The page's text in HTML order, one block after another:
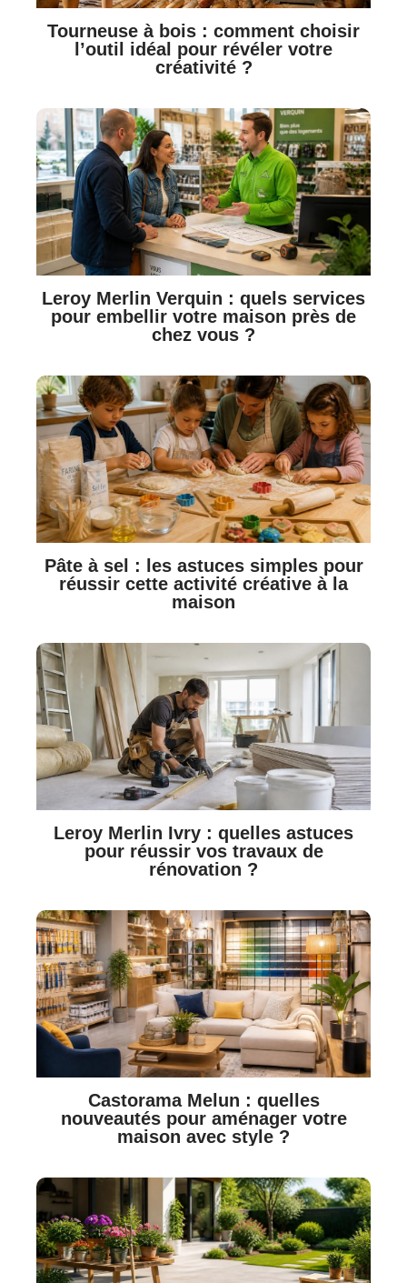
Tourneuse à bois : comment choisir
l’outil idéal pour révéler votre
créativité ?
Leroy Merlin Verquin : quels services
pour embellir votre maison près de
chez vous ?
Pâte à sel : les astuces simples pour
réussir cette activité créative à la
maison
Leroy Merlin Ivry : quelles astuces
pour réussir vos travaux de
rénovation ?
Castorama Melun : quelles
nouveautés pour aménager votre
maison avec style ?